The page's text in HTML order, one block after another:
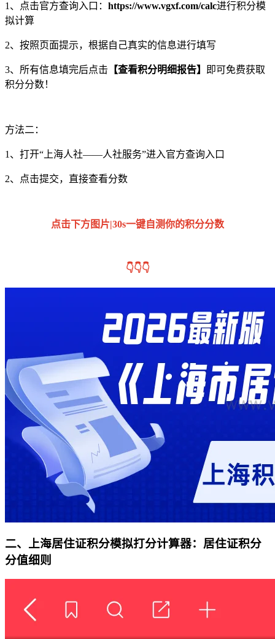
1、点击官方查询入口： https://www.vgxf.com/calc进行积分模
拟计算
2、按照页面提示，根据自己真实的信息进行填写
3、所有信息填完后点击 【查看积分明细报告】
即可免费获取
积分分数！
方法二：
1、 打开“上海人社——人社服务”进入官方查询入口
2、 点击提交，直接查看分数
点击下方图片|30s一键自测你的积分分数
👇👇👇
二、 上海居住证积分模拟打分计算器：居住证积分
分值细则